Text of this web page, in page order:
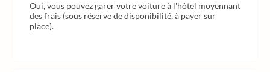
Oui, vous pouvez garer votre voiture à l'hôtel moyennant
des frais (sous réserve de disponibilité, à payer sur
place).